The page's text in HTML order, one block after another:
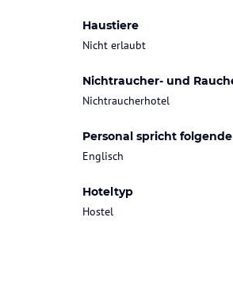
Haustiere
Nicht erlaubt
Nichtraucher- und
Nichtraucherhotel
Personal spricht
Englisch
Hoteltyp
Hostel